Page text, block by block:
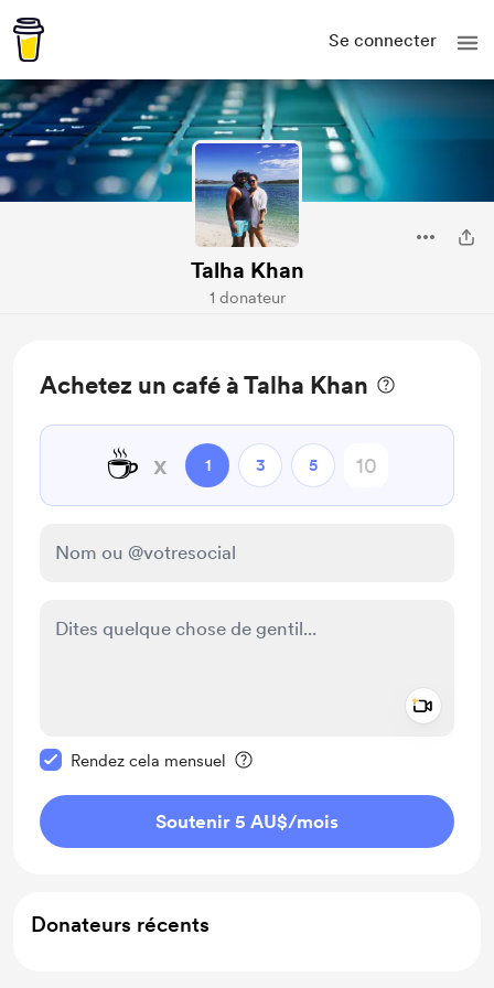
Se connecter
Talha Khan
1 donateur
Achetez un café à Talha Khan
☕ x 1 3 5
Rendez cela mensuel
Soutenir 5 AU$/mois
Donateurs récents